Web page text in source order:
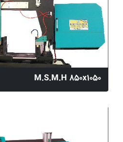
M.S.M.H 850x1050